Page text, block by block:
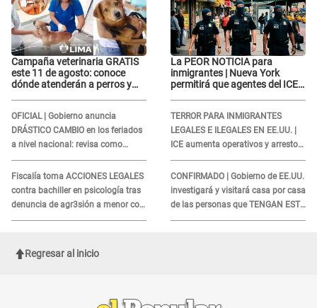
Campaña veterinaria GRATIS
este 11 de agosto: conoce
dónde atenderán a perros y
OFICIAL | Gobierno anuncia
DRÁSTICO CAMBIO en los feriados
a nivel nacional: revisa como
quedarán los DÍAS LIBRES
Fiscalía toma ACCIONES LEGALES
contra bachiller en psicología tras
denuncia de agr3sión a menor con
autismo
La PEOR NOTICIA para
inmigrantes | Nueva York
permitirá que agentes del ICE
TERROR PARA INMIGRANTES
LEGALES E ILEGALES EN EE.UU. |
ICE aumenta operativos y arrestos
a extranjeros en aeropuertos
CONFIRMADO | Gobierno de EE.UU.
investigará y visitará casa por casa
de las personas que TENGAN ESTE
TRABAJO
Regresar al inicio